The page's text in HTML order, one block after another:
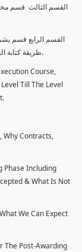
القسم الثالث قسم
القسم الرابع قسم
طريقة كتابة الخطابات بشكل احترافي و كيفية عمل مطالبات و غيرها الكثير.
Course,
Till The Level
Why Contracts,
Phase Including
& What Is Not
We Can Expect
The Post-Awarding